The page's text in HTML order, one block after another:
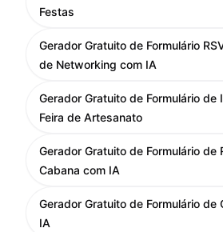
Festas
Gerador Gratuito de Formulário
de Networking com IA
Gerador Gratuito de Formulário de
Feira de Artesanato
Gerador Gratuito de Formulário de
Cabana com IA
Gerador Gratuito de Formulário de
IA